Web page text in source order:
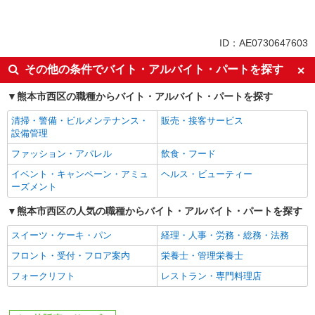
ID：AE0730647603
その他の条件でバイト・アルバイト・パートを探す
熊本市西区の職種からバイト・アルバイト・パートを探す
清掃・警備・ビルメンテナンス・
設備管理
販売・接客サービス
ファッション・アパレル
飲食・フード
イベント・キャンペーン・アミュ
ーズメント
ヘルス・ビューティー
熊本市西区の人気の職種からバイト・アルバイト・パートを探す
スイーツ・ケーキ・パン
経理・人事・労務・総務・法務
フロント・受付・フロア案内
栄養士・管理栄養士
フォークリフト
レストラン・専門料理店